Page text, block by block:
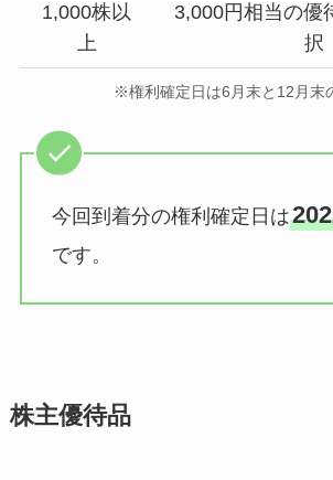
1,000株以
上
3,000円相当の優
択
※権利確定日は6月末と12月末
今回到着分の権利確定日は
です。
株主優待品